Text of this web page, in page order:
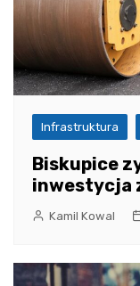
Infrastruktura
Biskupice
inwestycja
Kamil Kowal